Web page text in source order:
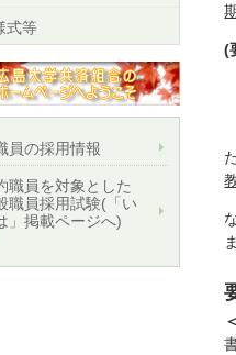
(
式等
員の採用情報
職員を対象とした
職員採用試験(「い
」掲載ページへ)